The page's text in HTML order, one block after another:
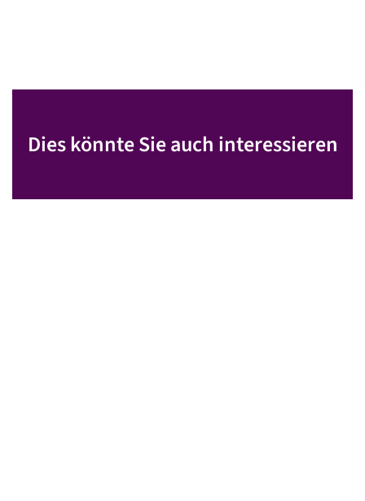
Dies könnte Sie auch interessieren